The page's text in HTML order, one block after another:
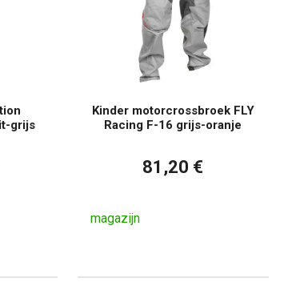
grijs
Kinder motorcrossbroek FLY
Racing F-16 grijs-oranje
81,20 €
magazijn